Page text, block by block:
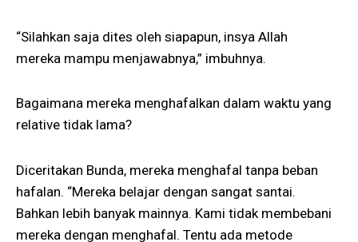
“Silahkan saja dites oleh siapapun, insya Allah
mereka mampu menjawabnya,” imbuhnya.
Bagaimana mereka menghafalkan dalam waktu yang
relative tidak lama?
Diceritakan Bunda, mereka menghafal tanpa beban
hafalan. “Mereka belajar dengan sangat santai.
Bahkan lebih banyak mainnya. Kami tidak membebani
mereka dengan menghafal. Tentu ada metode